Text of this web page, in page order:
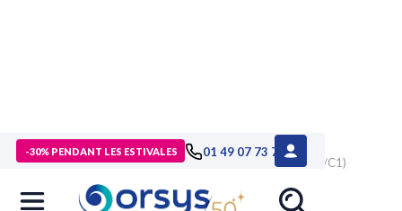
-30% PENDANT LES ESTIVALES 01 49 07 73 73
> Formations>Management - Développement personnel
Formation Communiquer efficacement en anglais (niveau B2/C1)